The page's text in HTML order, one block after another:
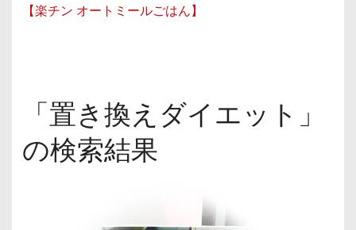
【楽チン オートミールごはん】
「置き換えダイエット」
の検索結果